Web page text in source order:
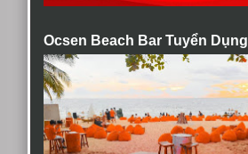
Ocsen Beach Bar Tuyển Dụng